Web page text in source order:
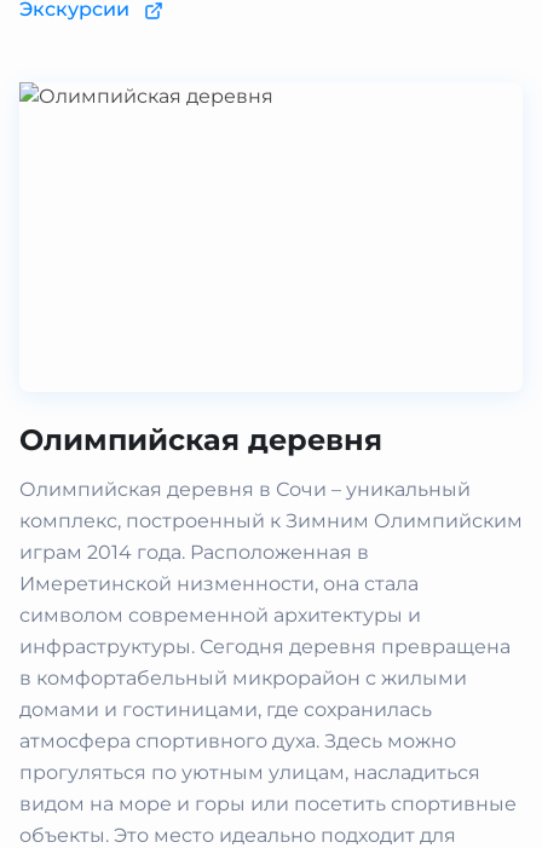
Экскурсии
Олимпийская деревня
Олимпийская деревня в Сочи – уникальный
комплекс, построенный к Зимним Олимпийским
играм 2014 года. Расположенная в
Имеретинской низменности, она стала
символом современной архитектуры и
инфраструктуры. Сегодня деревня превращена
в комфортабельный микрорайон с жилыми
домами и гостиницами, где сохранилась
атмосфера спортивного духа. Здесь можно
прогуляться по уютным улицам, насладиться
видом на море и горы или посетить спортивные
объекты. Это место идеально подходит для